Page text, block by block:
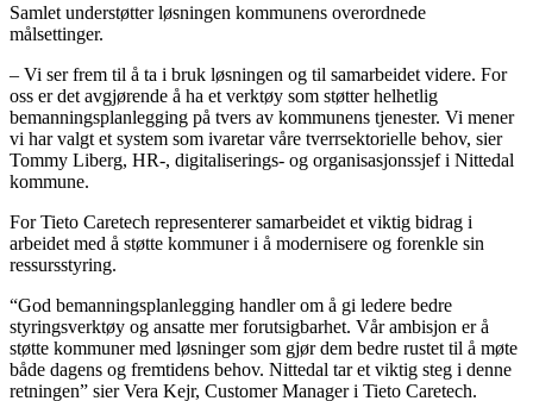
Samlet understøtter løsningen kommunens overordnede
målsettinger.
– Vi ser frem til å ta i bruk løsningen og til samarbeidet videre. For
oss er det avgjørende å ha et verktøy som støtter helhetlig
bemanningsplanlegging på tvers av kommunens tjenester. Vi mener
vi har valgt et system som ivaretar våre tverrsektorielle behov, sier
Tommy Liberg, HR-, digitaliserings- og organisasjonssjef i Nittedal
kommune.
For Tieto Caretech representerer samarbeidet et viktig bidrag i
arbeidet med å støtte kommuner i å modernisere og forenkle sin
ressursstyring.
“God bemanningsplanlegging handler om å gi ledere bedre
styringsverktøy og ansatte mer forutsigbarhet. Vår ambisjon er å
støtte kommuner med løsninger som gjør dem bedre rustet til å møte
både dagens og fremtidens behov. Nittedal tar et viktig steg i denne
retningen” sier Vera Kejr, Customer Manager i Tieto Caretech.